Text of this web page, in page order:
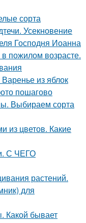
сорта
Усекновение
Господня Иоанна
в пожилом возрасте.
из яблок
пошагово
Выбираем сорта
из цветов. Какие
С ЧЕГО
растений.
для
Какой бывает